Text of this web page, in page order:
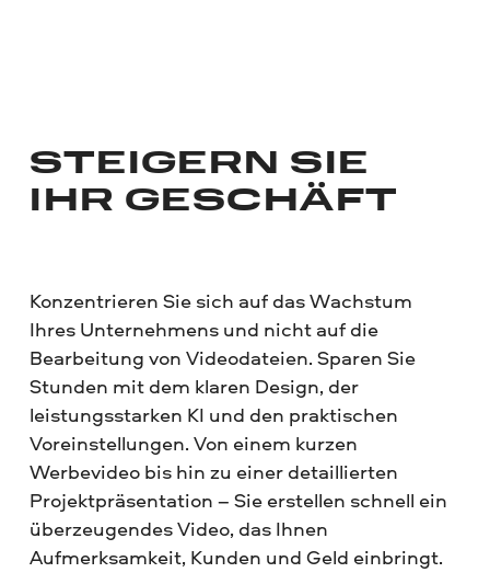
STEIGERN SIE
IHR GESCHÄFT
Konzentrieren Sie sich auf das Wachstum
Ihres Unternehmens und nicht auf die
Bearbeitung von Videodateien. Sparen Sie
Stunden mit dem klaren Design, der
leistungsstarken KI und den praktischen
Voreinstellungen. Von einem kurzen
Werbevideo bis hin zu einer detaillierten
Projektpräsentation – Sie erstellen schnell ein
überzeugendes Video, das Ihnen
Aufmerksamkeit, Kunden und Geld einbringt.